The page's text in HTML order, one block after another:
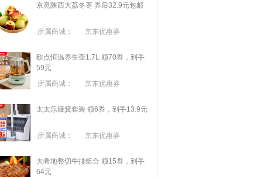
京觅陕西大荔冬枣 券后32.9元包邮
所属商城： 京东优惠券
欧点恒温养生壶1.7L 领70券，到手
59元
所属商城：
京东优惠券
太太乐簸箕套装 领6券，到手13.9元
所属商城： 京东优惠券
大希地整切牛排组合 领15券，到手
64元